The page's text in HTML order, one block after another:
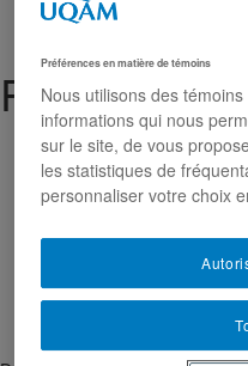
Robert
Nouvelle-Écosse, 2011
électroniques et
Préférences en matière de témoins
Nous utilisons des
informations qui nous
sur le site, de vous
les statistiques de
personnaliser votre choix